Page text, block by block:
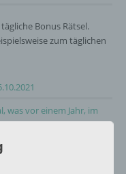
Bonus Rätsel.
zum täglichen
was vor einem Jahr, im
zu Spooktober im